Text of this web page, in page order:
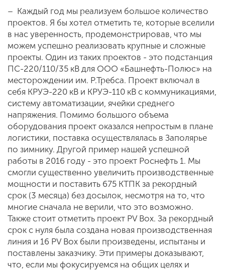
– Каждый год мы реализуем большое количество
проектов. Я бы хотел отметить те, которые вселили
в нас уверенность, продемонстрировав, что мы
можем успешно реализовать крупные и сложные
проекты. Один из таких проектов - это подстанция
ПС-220/110/35 кВ для ООО «Башнефть-Полюс» на
месторождении им. Р.Требса. Проект включал в
себя КРУЭ-220 кВ и КРУЭ-110 кВ с коммуникациями,
систему автоматизации, ячейки среднего
напряжения. Помимо большого объема
оборудования проект оказался непростым в плане
логистики, поставка осуществлялась в Заполярье
по зимнику. Другой пример нашей успешной
работы в 2016 году - это проект Роснефть 1. Мы
смогли существенно увеличить производственные
мощности и поставить 675 КТПК за рекордный
срок (3 месяца) без досылок, несмотря на то, что
многие сначала не верили, что это возможно.
Также стоит отметить проект PV Box. За рекордный
срок с нуля была создана новая производственная
линия и 16 PV Box были произведены, испытаны и
поставлены заказчику. Эти примеры доказывают,
что, если мы фокусируемся на общих целях и